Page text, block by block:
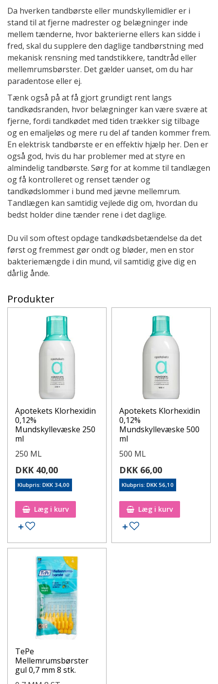
Da hverken tandbørste eller mundskyllemidler er i
stand til at fjerne madrester og belægninger inde
mellem tænderne, hvor bakterierne ellers kan sidde i
fred, skal du supplere den daglige tandbørstning med
mekanisk rensning med tandstikkere, tandtråd eller
mellemrumsbørster. Det gælder uanset, om du har
paradentose eller ej.
Tænk også på at få gjort grundigt rent langs
tandkødsranden, hvor belægninger kan være svære at
fjerne, fordi tandkødet med tiden trækker sig tilbage
og en emaljeløs og mere ru del af tanden kommer frem.
En elektrisk tandbørste er en effektiv hjælp her. Den er
også god, hvis du har problemer med at styre en
almindelig tandbørste. Sørg for at komme til tandlægen
og få kontrolleret og renset tænder og
tandkødslommer i bund med jævne mellemrum.
Tandlægen kan samtidig vejlede dig om, hvordan du
bedst holder dine tænder rene i det daglige.
Du vil som oftest opdage tandkødsbetændelse da det
først og fremmest gør ondt og bløder, men en stor
bakteriemængde i din mund, vil samtidig give dig en
dårlig ånde.
Produkter
Apotekets Klorhexidin
0,12%
Mundskyllevæske 250
ml
250 ML
DKK 40,00
Klubpris: DKK 34,00
Læg i kurv
Apotekets Klorhexidin
0,12%
Mundskyllevæske 500
ml
500 ML
DKK 66,00
Klubpris: DKK 56,10
Læg i kurv
TePe
Mellemrumsbørster
gul 0,7 mm 8 stk.